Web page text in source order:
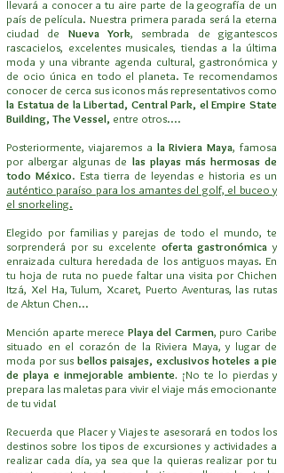
llevará a conocer a tu aire parte de la geografía de un
país de película. Nuestra primera parada será la eterna
ciudad de Nueva York, sembrada de gigantescos
rascacielos, excelentes musicales, tiendas a la última
moda y una vibrante agenda cultural, gastronómica y
de ocio única en todo el planeta. Te recomendamos
conocer de cerca sus iconos más representativos como
la Estatua de la Libertad, Central Park, el Empire State
Building, The Vessel, entre otros....
Posteriormente, viajaremos a la Riviera Maya, famosa
por albergar algunas de las playas más hermosas de
todo México. Esta tierra de leyendas e historia es un
auténtico paraíso para los amantes del golf, el buceo y
el snorkeling.
Elegido por familias y parejas de todo el mundo, te
sorprenderá por su excelente oferta gastronómica y
enraizada cultura heredada de los antiguos mayas. En
tu hoja de ruta no puede faltar una visita por Chichen
Itzá, Xel Ha, Tulum, Xcaret, Puerto Aventuras, las rutas
de Aktun Chen...
Mención aparte merece Playa del Carmen, puro Caribe
situado en el corazón de la Riviera Maya, y lugar de
moda por sus bellos paisajes, exclusivos hoteles a pie
de playa e inmejorable ambiente. ¡No te lo pierdas y
prepara las maletas para vivir el viaje más emocionante
de tu vida!
Recuerda que Placer y Viajes te asesorará en todos los
destinos sobre los tipos de excursiones y actividades a
realizar cada día, ya sea que la quieras realizar por tu